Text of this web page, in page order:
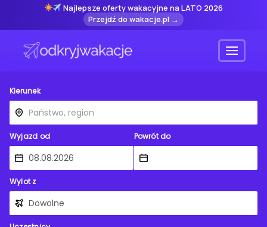
Najlepsze oferty wakacyjne na LATO 2026
Przejdź do wakacje.pl →
Menu
Kierunek
Wyjazd od Powrót do
Wylot z